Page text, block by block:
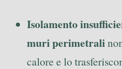
Isolamento
muri perimetrali
calore e lo